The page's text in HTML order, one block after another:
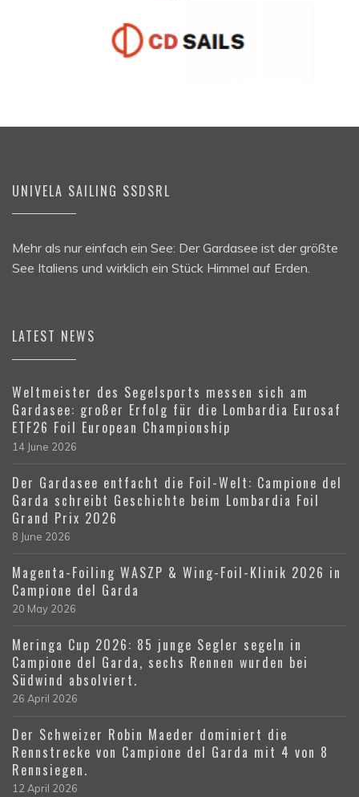
UNIVELA SAILING SSDSRL
Mehr als nur einfach ein See: Der Gardasee ist der größte
See Italiens und wirklich ein Stück Himmel auf Erden.
LATEST NEWS
Weltmeister des Segelsports messen sich am
Gardasee: großer Erfolg für die Lombardia Eurosaf
ETF26 Foil European Championship
14 June 2026
Der Gardasee entfacht die Foil-Welt: Campione del
Garda schreibt Geschichte beim Lombardia Foil
Grand Prix 2026
8 June 2026
Magenta-Foiling WASZP & Wing-Foil-Klinik 2026 in
Campione del Garda
20 May 2026
Meringa Cup 2026: 85 junge Segler segeln in
Campione del Garda, sechs Rennen wurden bei
Südwind absolviert.
26 April 2026
Der Schweizer Robin Maeder dominiert die
Rennstrecke von Campione del Garda mit 4 von 8
Rennsiegen.
12 April 2026